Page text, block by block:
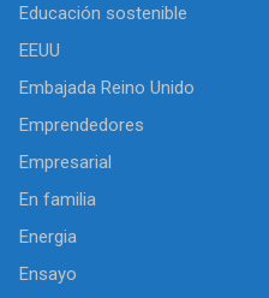
Educación sostenible
EEUU
Embajada Reino Unido
Emprendedores
Empresarial
En familia
Energia
Ensayo